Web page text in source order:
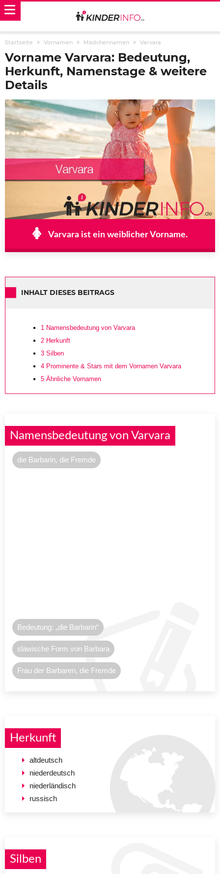
Startseite Vornamen Mädchennamen Varvara
Vorname Varvara: Bedeutung,
Herkunft, Namenstage & weitere
Details
Varvara ist ein weiblicher Vorname.
INHALT DIESES BEITRAGS
1 Namensbedeutung von Varvara
2 Herkunft
3 Silben
4 Prominente & Stars mit dem Vornamen Varvara
5 Ähnliche Vornamen
Namensbedeutung von Varvara
die Barbarin, die Fremde
Bedeutung: „die Barbarin“
slawische Form von Barbara
Frau der Barbaren, die Fremde
Herkunft
altdeutsch
niederdeutsch
niederländisch
russisch
Silben